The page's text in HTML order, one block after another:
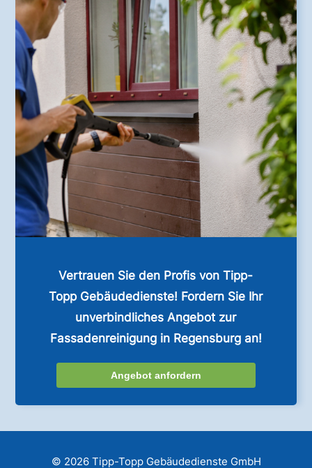
Vertrauen Sie den Profis von Tipp-
Topp Gebäudedienste! Fordern Sie Ihr
unverbindliches Angebot zur
Fassadenreinigung in Regensburg an!
Angebot anfordern
© 2026 Tipp-Topp Gebäudedienste GmbH